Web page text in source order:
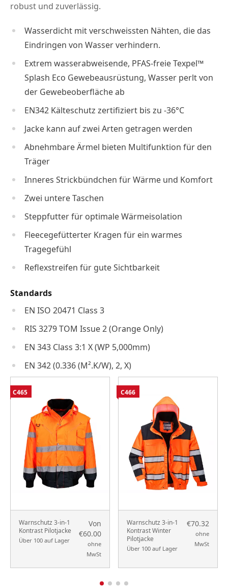
robust und zuverlässig.
Wasserdicht mit verschweissten Nähten, die das
Eindringen von Wasser verhindern.
Extrem wasserabweisende, PFAS-freie Texpel™
Splash Eco Gewebeausrüstung, Wasser perlt von
der Gewebeoberfläche ab
EN342 Kälteschutz zertifiziert bis zu -36°C
Jacke kann auf zwei Arten getragen werden
Abnehmbare Ärmel bieten Multifunktion für den
Träger
Inneres Strickbündchen für Wärme und Komfort
Zwei untere Taschen
Steppfutter für optimale Wärmeisolation
Fleecegefütterter Kragen für ein warmes
Tragegefühl
Reflexstreifen für gute Sichtbarkeit
Standards
EN ISO 20471 Class 3
RIS 3279 TOM Issue 2 (Orange Only)
EN 343 Class 3:1 X (WP 5,000mm)
EN 342 (0.336 (M².K/W), 2, X)
Warnschutz 3-in-1
Kontrast Pilotjacke
Über 100 auf Lager
Von
€60.00
ohne
MwSt
C465
Warnschutz 3-in-1
Kontrast Winter
Pilotjacke
Über 100 auf Lager
€70.32
ohne
MwSt
C466